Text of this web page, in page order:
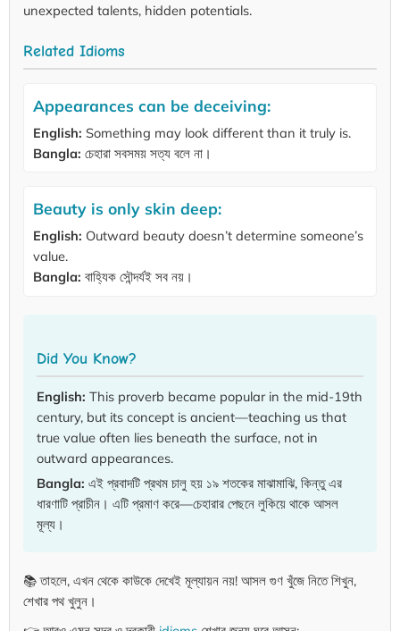
unexpected talents, hidden potentials.
Related Idioms
Appearances can be deceiving:
English: Something may look different than it truly is.
Bangla: চেহারা সবসময় সত্য বলে না।
Beauty is only skin deep:
English: Outward beauty doesn’t determine someone’s
value.
Bangla: বাহ্যিক সৌন্দর্যই সব নয়।
Did You Know?
English: This proverb became popular in the mid-19th
century, but its concept is ancient—teaching us that
true value often lies beneath the surface, not in
outward appearances.
Bangla: এই প্রবাদটি প্রথম চালু হয় ১৯ শতকের মাঝামাঝি, কিন্তু এর
ধারণাটি প্রাচীন। এটি প্রমাণ করে—চেহারার পেছনে লুকিয়ে থাকে আসল
মূল্য।
📚 তাহলে, এখন থেকে কাউকে দেখেই মূল্যায়ন নয়! আসল গুণ খুঁজে নিতে শিখুন,
শেখার পথ খুলুন।